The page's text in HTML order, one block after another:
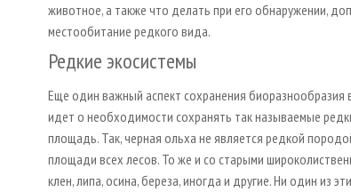
животное, а также что делать при его обнаружении,
местообитание редкого вида.
Редкие экосистемы
Еще один важный аспект сохранения биоразнообразия
идет о необходимости сохранять так называемые
площадь. Так, черная ольха не является редкой
площади всех лесов. То же и со старыми
клен, липа, осина, береза, иногда и другие. Ни один из